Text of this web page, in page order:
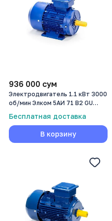
936 000сум
Электродвигатель 1.1 кВт 3000
об/мин Элком 5АИ 71 В2 GU
Бесплатная доставка
В корзину